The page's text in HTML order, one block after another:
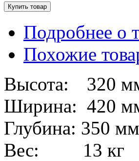
Подробнее о
Похожие
Высота:
320
Ширина: 420
Глубина: 350 мм
Вес: 13 кг